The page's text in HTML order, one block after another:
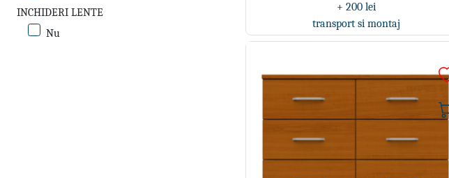
INCHIDERI LENTE
Nu
+ 200 lei
transport si montaj